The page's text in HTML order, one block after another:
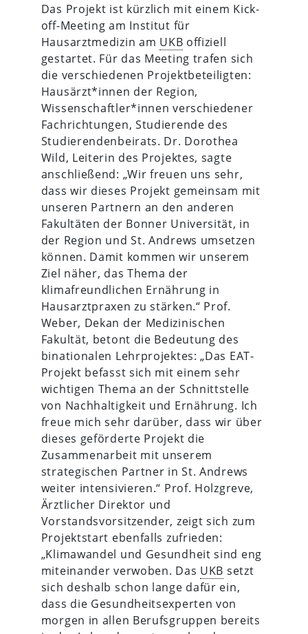
Das Projekt ist kürzlich mit einem Kick-
off-Meeting am Institut für
Hausarztmedizin am UKB offiziell
gestartet. Für das Meeting trafen sich
die verschiedenen Projektbeteiligten:
Hausärzt*innen der Region,
Wissenschaftler*innen verschiedener
Fachrichtungen, Studierende des
Studierendenbeirats. Dr. Dorothea
Wild, Leiterin des Projektes, sagte
anschließend: „Wir freuen uns sehr,
dass wir dieses Projekt gemeinsam mit
unseren Partnern an den anderen
Fakultäten der Bonner Universität, in
der Region und St. Andrews umsetzen
können. Damit kommen wir unserem
Ziel näher, das Thema der
klimafreundlichen Ernährung in
Hausarztpraxen zu stärken.“ Prof.
Weber, Dekan der Medizinischen
Fakultät, betont die Bedeutung des
binationalen Lehrprojektes: „Das EAT-
Projekt befasst sich mit einem sehr
wichtigen Thema an der Schnittstelle
von Nachhaltigkeit und Ernährung. Ich
freue mich sehr darüber, dass wir über
dieses geförderte Projekt die
Zusammenarbeit mit unserem
strategischen Partner in St. Andrews
weiter intensivieren.“ Prof. Holzgreve,
Ärztlicher Direktor und
Vorstandsvorsitzender, zeigt sich zum
Projektstart ebenfalls zufrieden:
„Klimawandel und Gesundheit sind eng
miteinander verwoben. Das UKB setzt
sich deshalb schon lange dafür ein,
dass die Gesundheitsexperten von
morgen in allen Berufsgruppen bereits